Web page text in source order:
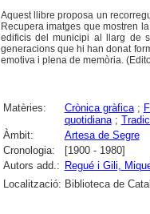
Aquest llibre proposa un
Recupera imatges que mostren
edificis del municipi al llarg de
generacions que hi han donat
emotiva i plena de memòria.
Matèries: Crònica gràfica;
quotidiana;
Àmbit:
Artesa de Segre
Cronologia:
[1900 - 1980]
Autors add.: Regué i Gili,
Localització: Biblioteca de